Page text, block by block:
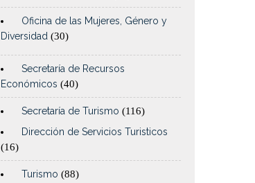
Oficina de las Mujeres, Género y
Diversidad (30)
Secretaría de Recursos
Económicos (40)
Secretaría de Turismo (116)
Dirección de Servicios Turisticos
(16)
Turismo (88)